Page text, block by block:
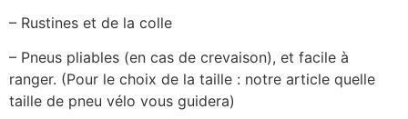
– Rustines et de la colle
– Pneus pliables (en cas de crevaison), et facile à
ranger. (Pour le choix de la taille : notre article quelle
taille de pneu vélo vous guidera)